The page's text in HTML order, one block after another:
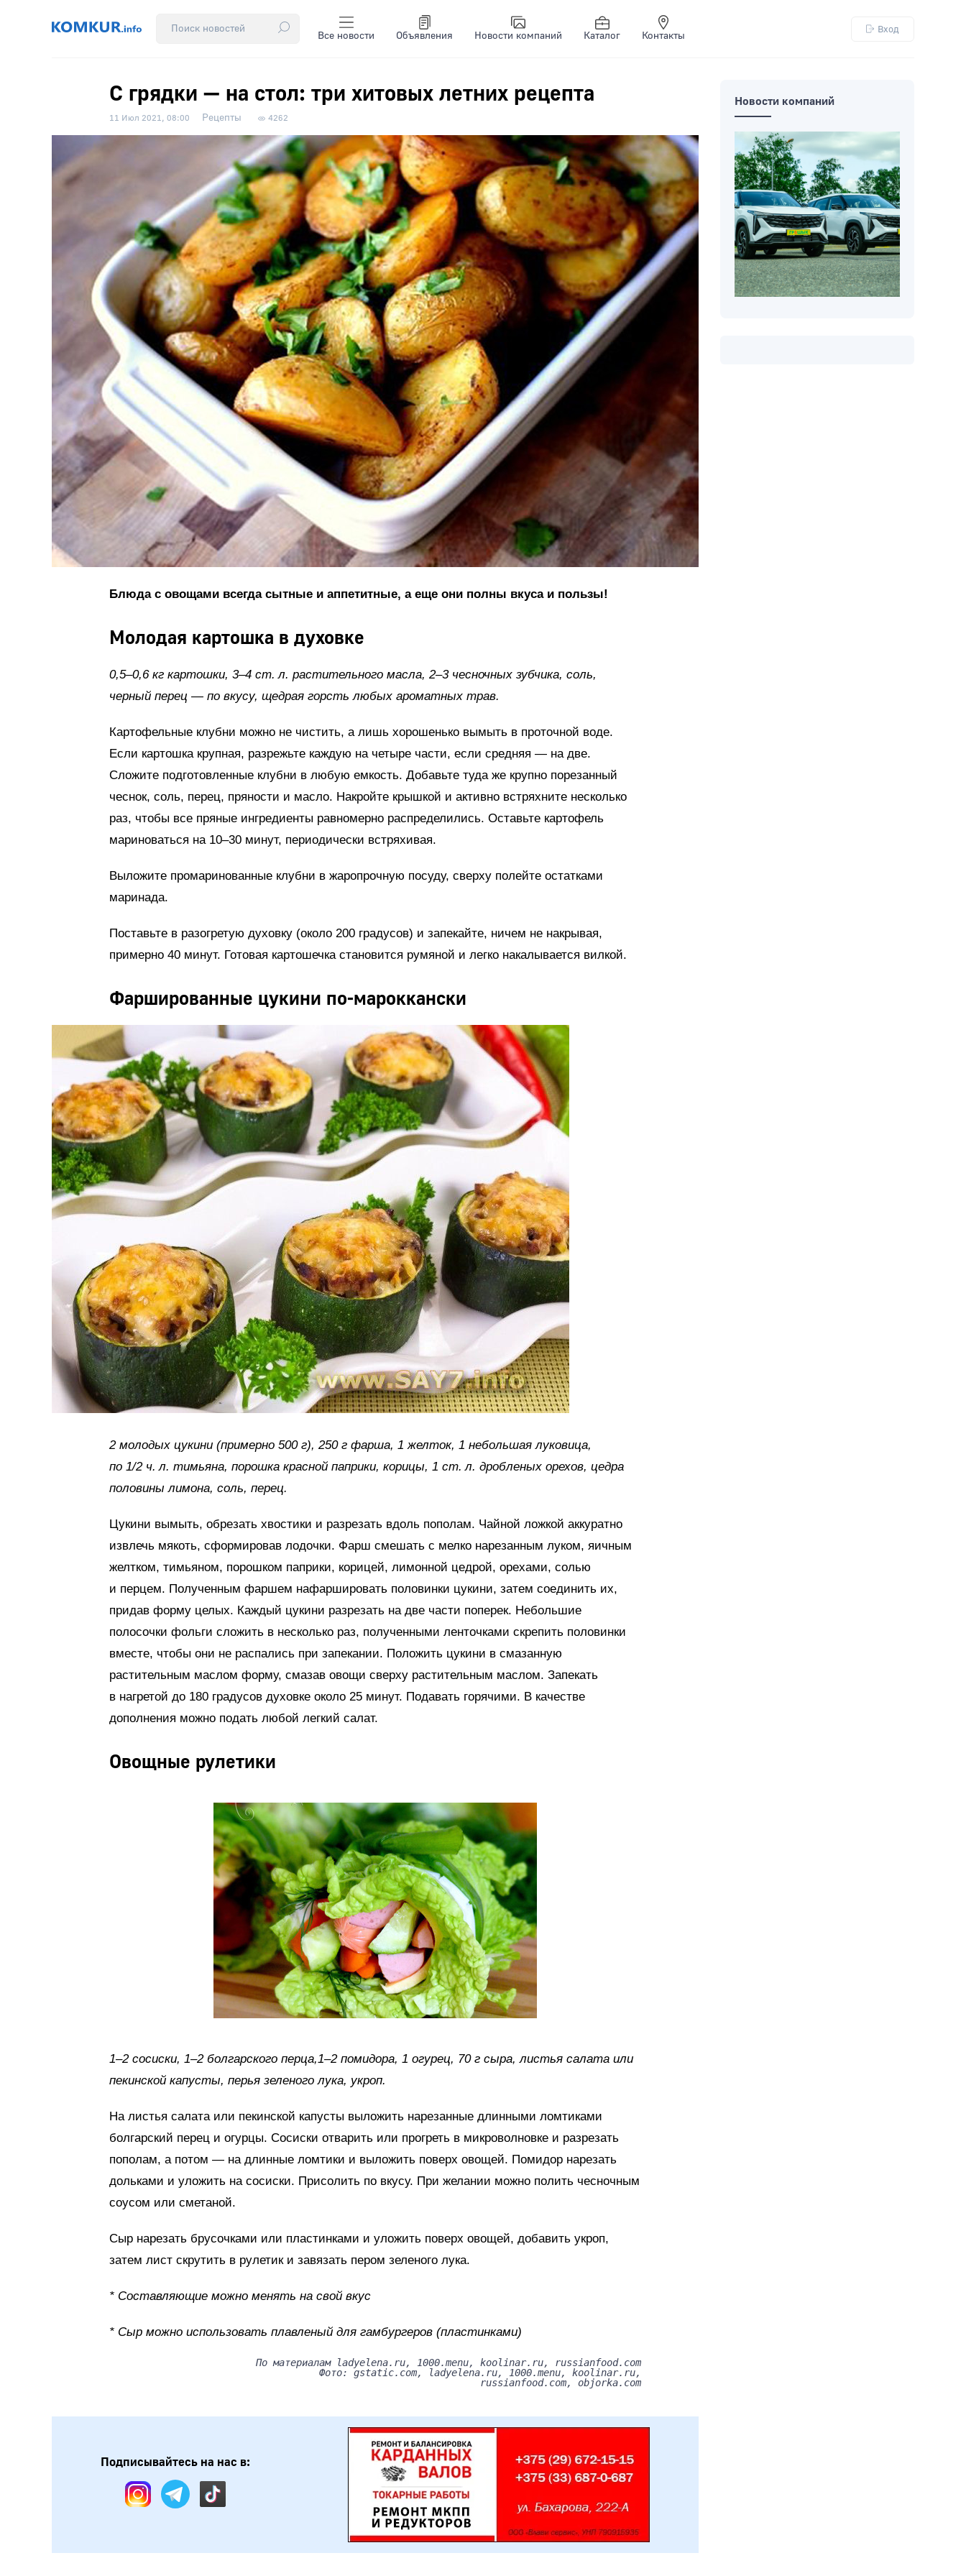
Все новости Объявления Новости компаний Каталог Контакты
Вход
С грядки — на стол: три хитовых летних рецепта
11 Июл 2021, 08:00 Рецепты 4262
Блюда с овощами всегда сытные и аппетитные, а еще они полны вкуса и пользы!
Молодая картошка в духовке
0,5–0,6 кг картошки, 3–4 ст. л. растительного масла, 2–3 чесночных зубчика, соль,
черный перец — по вкусу, щедрая горсть любых ароматных трав.
Картофельные клубни можно не чистить, а лишь хорошенько вымыть в проточной воде.
Если картошка крупная, разрежьте каждую на четыре части, если средняя — на две.
Сложите подготовленные клубни в любую емкость. Добавьте туда же крупно порезанный
чеснок, соль, перец, пряности и масло. Накройте крышкой и активно встряхните несколько
раз, чтобы все пряные ингредиенты равномерно распределились. Оставьте картофель
мариноваться на 10–30 минут, периодически встряхивая.
Выложите промаринованные клубни в жаропрочную посуду, сверху полейте остатками
маринада.
Поставьте в разогретую духовку (около 200 градусов) и запекайте, ничем не накрывая,
примерно 40 минут. Готовая картошечка становится румяной и легко накалывается вилкой.
Фаршированные цукини по-мароккански
2 молодых цукини (примерно 500 г), 250 г фарша, 1 желток, 1 небольшая луковица,
по 1/2 ч. л. тимьяна, порошка красной паприки, корицы, 1 ст. л. дробленых орехов, цедра
половины лимона, соль, перец.
Цукини вымыть, обрезать хвостики и разрезать вдоль пополам. Чайной ложкой аккуратно
извлечь мякоть, сформировав лодочки. Фарш смешать с мелко нарезанным луком, яичным
желтком, тимьяном, порошком паприки, корицей, лимонной цедрой, орехами, солью
и перцем. Полученным фаршем нафаршировать половинки цукини, затем соединить их,
придав форму целых. Каждый цукини разрезать на две части поперек. Небольшие
полосочки фольги сложить в несколько раз, полученными ленточками скрепить половинки
вместе, чтобы они не распались при запекании. Положить цукини в смазанную
растительным маслом форму, смазав овощи сверху растительным маслом. Запекать
в нагретой до 180 градусов духовке около 25 минут. Подавать горячими. В качестве
дополнения можно подать любой легкий салат.
Овощные рулетики
1–2 сосиски, 1–2 болгарского перца,1–2 помидора, 1 огурец, 70 г сыра, листья салата или
пекинской капусты, перья зеленого лука, укроп.
На листья салата или пекинской капусты выложить нарезанные длинными ломтиками
болгарский перец и огурцы. Сосиски отварить или прогреть в микроволновке и разрезать
пополам, а потом — на длинные ломтики и выложить поверх овощей. Помидор нарезать
дольками и уложить на сосиски. Присолить по вкусу. При желании можно полить чесночным
соусом или сметаной.
Сыр нарезать брусочками или пластинками и уложить поверх овощей, добавить укроп,
затем лист скрутить в рулетик и завязать пером зеленого лука.
* Составляющие можно менять на свой вкус
* Сыр можно использовать плавленый для гамбургеров (пластинками)
По материалам ladyelena.ru, 1000.menu, koolinar.ru, russianfood.com
Фото: gstatic.com, ladyelena.ru, 1000.menu, koolinar.ru,
russianfood.com, objorka.com
Подписывайтесь на нас в:
Новости компаний